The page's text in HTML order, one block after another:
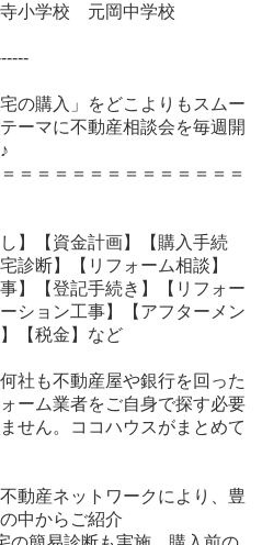
小学校 元岡中学校
宅の購入」をどこよりもスムー
ーマに不動産相談会を毎週開
＝＝＝＝＝＝＝＝＝＝＝＝＝
し】【資金計画】【購入手続
診断】【リフォーム相談】
事】【登記手続き】【リフォー
ション工事】【アフターメン
【税金】など
社も不動産屋や銀行を回った
ーム業者をご自身で探す必要
せん。ココハウスがまとめて
動産ネットワークにより、豊
中からご紹介